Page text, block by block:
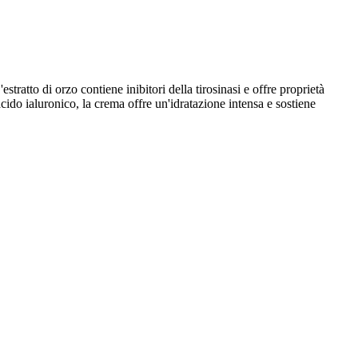
di orzo contiene inibitori della tirosinasi e offre proprietà
ialuronico, la crema offre un'idratazione intensa e sostiene